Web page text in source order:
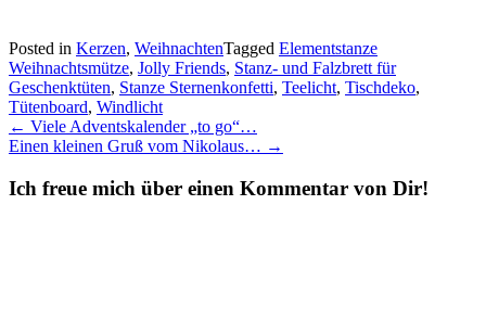
Posted in Kerzen, WeihnachtenTagged Elementstanze
Weihnachtsmütze, Jolly Friends, Stanz- und Falzbrett für
Geschenktüten, Stanze Sternenkonfetti, Teelicht, Tischdeko,
Tütenboard, Windlicht
Post
navigation
← Viele Adventskalender „to go“…
Einen kleinen Gruß vom Nikolaus… →
Ich freue mich über einen Kommentar von Dir!